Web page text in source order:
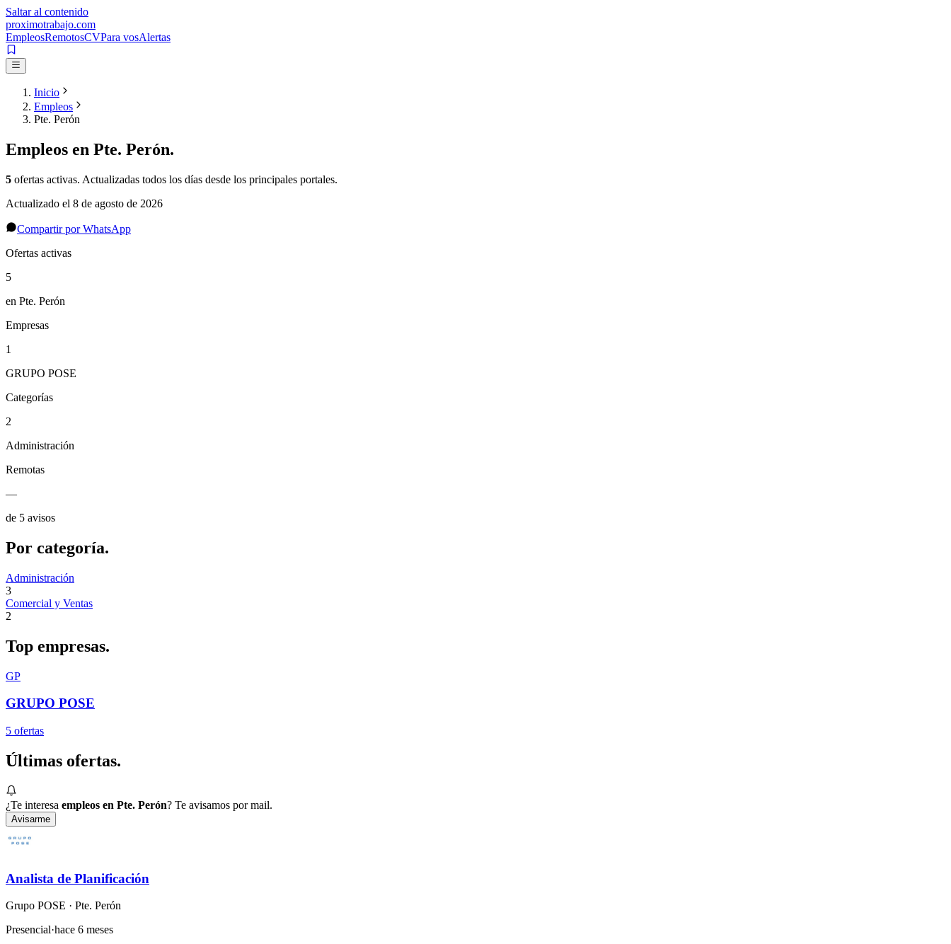
Saltar al contenido
proximotrabajo.com
EmpleosRemotosCVPara vosAlertas
Inicio
Empleos
Pte. Perón
Empleos en Pte. Perón.
5 ofertas activas. Actualizadas todos los días desde los principales portales.
Actualizado el 8 de agosto de 2026
Compartir por WhatsApp
Ofertas activas
5
en Pte. Perón
Empresas
1
GRUPO POSE
Categorías
2
Administración
Remotas
—
de 5 avisos
Por categoría.
Administración
3
Comercial y Ventas
2
Top empresas.
GP
GRUPO POSE
5 ofertas
Últimas ofertas.
¿Te interesa empleos en Pte. Perón? Te avisamos por mail.
Avisarme
Analista de Planificación
Grupo POSE · Pte. Perón
Presencial·hace 6 meses